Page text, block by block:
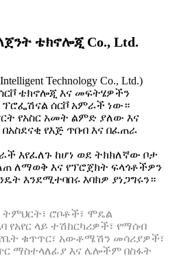
ቴክኖሎጂ Co., Ltd.
Technology Co., Ltd.)
ቴክኖሎጂ እና መፍትሄዎችን
ሰርቮ አምራች ነው።
የአስር አመት ልምድ ያለው እና
የእጅ ጥበብ እና በፈጠራ
እየፈለጉ ከሆነ ወደ ትክክለኛው ቦታ
ለማወቅ እና የፕሮጀክት ፍላጎቶችዎን
እንደሚተባበሩ እባክዎ ያነጋግሩን።
ትምህርት፣ ሮቦቶች፣ ሞዴል
የአየር ላይ ተሽከርካሪዎች፣ የማሰብ
ቁጥጥር፣ አውቶሜሽን መሳሪያዎች፣
ማስተላለፊያ እና ሌሎችም በስፋት